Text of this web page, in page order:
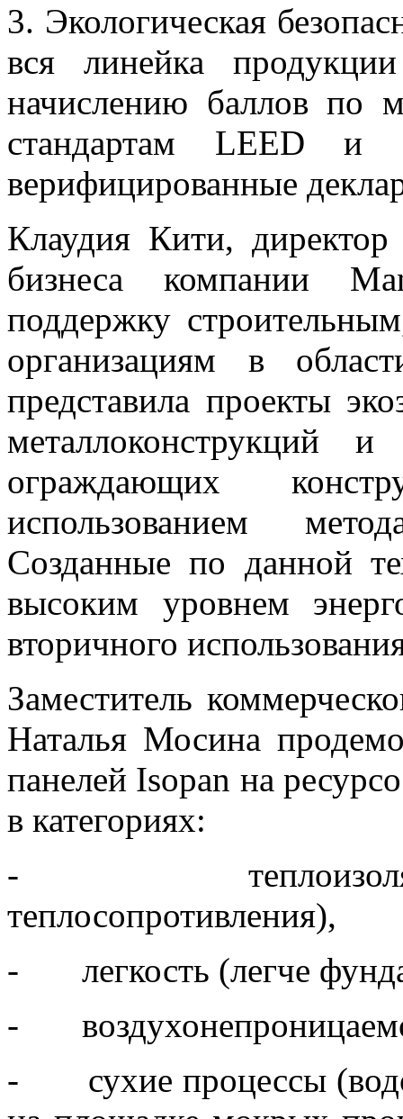
3. Экологическая
вся линейка
начислению баллов по
стандартам LEED
верифицированные
Клаудия Кити,
бизнеса компании
поддержку
организациям в
представила проекты
металлоконструкций и
ограждающих
использованием
Cозданные по данной
высоким уровнем
вторичного
Заместитель
Наталья Мосина
панелей Isopan на
в категориях:
- теплоизоляция
теплосопротивления),
- легкость (легче
-
- сухие процессы